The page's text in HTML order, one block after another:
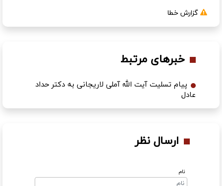
گزارش خطا
خبرهای مرتبط
پیام تسلیت آیت الله آملی لاریجانی به دکتر حداد
عادل
ارسال نظر
نام